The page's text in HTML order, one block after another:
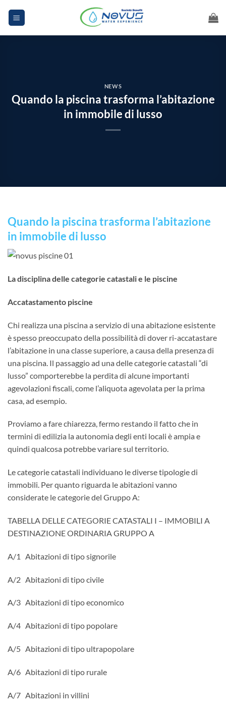
NEWS
Quando la piscina trasforma l’abitazione
in immobile di lusso
Quando la piscina trasforma l’abitazione
in immobile di lusso
La disciplina delle categorie catastali e le piscine
Accatastamento piscine
Chi realizza una piscina a servizio di una abitazione esistente
è spesso preoccupato della possibilità di dover ri-accatastare
l’abitazione in una classe superiore, a causa della presenza di
una piscina. Il passaggio ad una delle categorie catastali “di
lusso” comporterebbe la perdita di alcune importanti
agevolazioni fiscali, come l’aliquota agevolata per la prima
casa, ad esempio.
Proviamo a fare chiarezza, fermo restando il fatto che in
termini di edilizia la autonomia degli enti locali è ampia e
quindi qualcosa potrebbe variare sul territorio.
Le categorie catastali individuano le diverse tipologie di
immobili. Per quanto riguarda le abitazioni vanno
considerate le categorie del Gruppo A:
TABELLA DELLE CATEGORIE CATASTALI I – IMMOBILI A
DESTINAZIONE ORDINARIA GRUPPO A
A/1 Abitazioni di tipo signorile
A/2 Abitazioni di tipo civile
A/3 Abitazioni di tipo economico
A/4 Abitazioni di tipo popolare
A/5 Abitazioni di tipo ultrapopolare
A/6 Abitazioni di tipo rurale
A/7 Abitazioni in villini